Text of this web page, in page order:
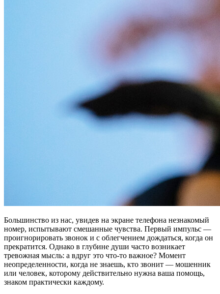
Большинство из нас, увидев на экране телефона незнакомый
номер, испытывают смешанные чувства. Первый импульс —
проигнорировать звонок и с облегчением дождаться, когда он
прекратится. Однако в глубине души часто возникает
тревожная мысль: а вдруг это что-то важное? Момент
неопределенности, когда не знаешь, кто звонит — мошенник
или человек, которому действительно нужна ваша помощь,
знаком практически каждому.